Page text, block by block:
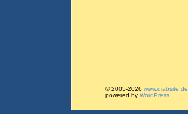
© 2005-2026 www.diabsite.de
powered by WordPress.